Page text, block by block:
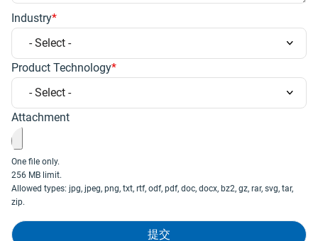
Industry
Product Technology
section
Attachment
One file only.
256 MB limit.
Allowed types: jpg, jpeg, png, txt, rtf, odf, pdf, doc, docx, bz2, gz, rar, svg, tar,
zip.